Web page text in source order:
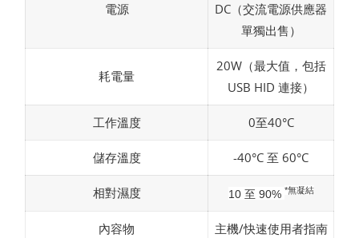
電源
DC（交流電源供應器
單獨出售）
耗電量
20W（最大值，包括
USB HID 連接）
工作溫度 0至40°C
儲存溫度 -40°C 至 60°C
相對濕度 10 至 90% *無凝結
內容物 主機/快速使用者指南